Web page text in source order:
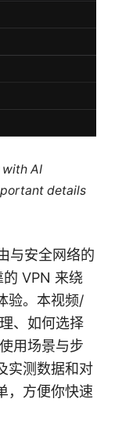
AI
details
与安全网络的
VPN 来绕
验。本视频/
、如何选择
用场景与步
实测数据和对
，方便你快速